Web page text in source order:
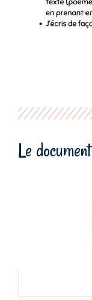
Le document